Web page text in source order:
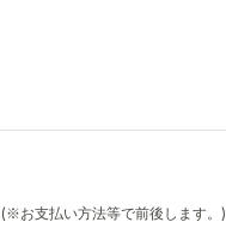
(※お支払い方法等で前後します。)